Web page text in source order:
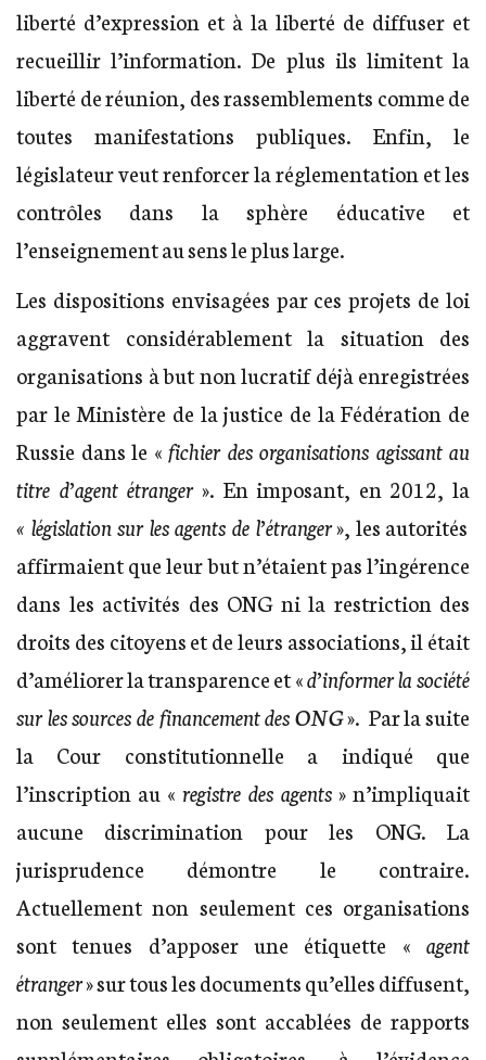
liberté d’expression et à la liberté de diffuser et
recueillir l’information. De plus ils limitent la
liberté de réunion, des rassemblements comme de
toutes manifestations publiques. Enfin, le
législateur veut renforcer la réglementation et les
contrôles dans la sphère éducative et
l’enseignement au sens le plus large.
Les dispositions envisagées par ces projets de loi
aggravent considérablement la situation des
organisations à but non lucratif déjà enregistrées
par le Ministère de la justice de la Fédération de
Russie dans le « fichier des organisations agissant au
titre d’agent étranger». En imposant, en 2012, la
« législation sur les agents de l’étranger», les autorités
affirmaient que leur but n’étaient pas l’ingérence
dans les activités des ONG ni la restriction des
droits des citoyens et de leurs associations, il était
d’améliorer la transparence et «d’informer la société
sur les sources de financement des ONG». Par la suite
la Cour constitutionnelle a indiqué que
l’inscription au « registre des agents » n’impliquait
aucune discrimination pour les ONG. La
jurisprudence démontre le contraire.
Actuellement non seulement ces organisations
sont tenues d’apposer une étiquette « agent
étranger» sur tous les documents qu’elles diffusent,
non seulement elles sont accablées de rapports